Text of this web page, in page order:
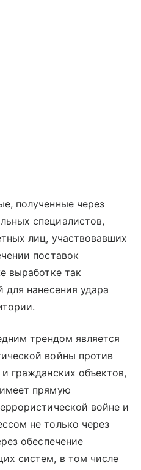
полученные через
специалистов,
лиц, участвовавших
поставок
выработке так
для нанесения удара
трендом является
войны против
гражданских объектов,
прямую
войне и
не только через
обеспечение
систем, в том числе